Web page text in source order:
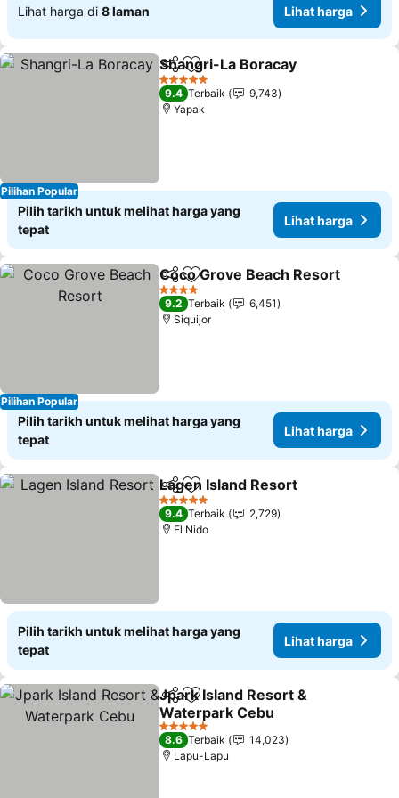
Lihat harga di 8 laman Lihat harga
Pilihan Popular
KongsiTambah ke favorit
Shangri-La Boracay
5 Bintang
9.4 Terbaik
9,743
Yapak
Pilih tarikh untuk melihat harga yang
tepat
Lihat harga
Pilihan Popular
KongsiTambah ke favorit
Coco Grove Beach Resort
4 Bintang
9.2 Terbaik
6,451
Siquijor
Pilih tarikh untuk melihat harga yang
tepat
Lihat harga
KongsiTambah ke favorit
Lagen Island Resort
5 Bintang
9.4 Terbaik
2,729
El Nido
Pilih tarikh untuk melihat harga yang
tepat
Lihat harga
KongsiTambah ke favorit
Jpark Island Resort &
Waterpark Cebu
Lihat harga
5 Bintang
8.6 Terbaik
14,023
Lapu-Lapu